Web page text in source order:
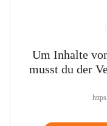
Um Inhalte
musst du der